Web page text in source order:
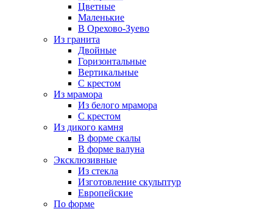
Цветные
Маленькие
В Орехово-Зуево
Из гранита
Двойные
Горизонтальные
Вертикальные
С крестом
Из мрамора
Из белого мрамора
С крестом
Из дикого камня
В форме скалы
В форме валуна
Эксклюзивные
Из стекла
Изготовление скульптур
Европейские
По форме